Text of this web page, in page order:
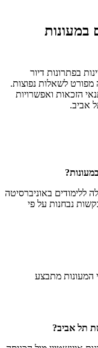
במעונות
בפתרונות דיור
לשאלות נפוצות.
הזכאות ואפשרויות
אביב.
ללימודים באוניברסיטה
נבחנות על פי
מתבצעת ב-01/10 ופינוי המעונות מתבצע
תל אביב?